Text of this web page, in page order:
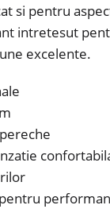
si pentru
intretesut
excelente.